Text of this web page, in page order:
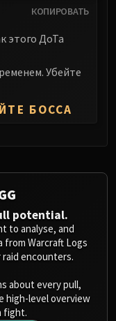
КОПИРОВАТЬ
этого ДоТа
Убейте
БОССА
potential.
to analyse, and
Warcraft Logs
encounters.
about every pull,
high-level overview
fight.